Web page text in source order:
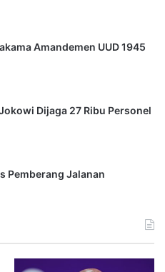
Amandemen UUD 1945
Dijaga 27 Ribu Personel
Pemberang Jalanan